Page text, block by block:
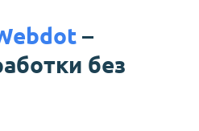
–
без